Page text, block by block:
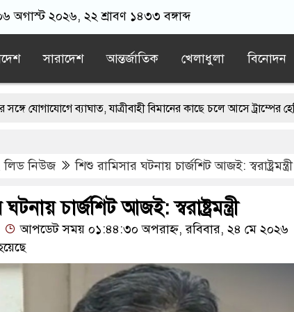
অগাস্ট ২০২৬, ২২ শ্রাবণ ১৪৩৩ বঙ্গাব্দ
সারাদেশ আন্তর্জাতিক খেলাধুলা বিনোদন
ব্যাঘাত, যাত্রীবাহী বিমানের কাছে চলে আসে ট্রাম্পের হেলিকপ্টার
‘ব্যর্থ রাষ্ট্রে’ পরিণত হয়েছে: সজীব ওয়াজেদ জয়
সূচনা ইন্টার মায়ামির
মিলল অতিমাত্রার অ্যান্টিবায়োটিক
লিড নিউজ শিশু রামিসার ঘটনায় চার্জশিট আজই: স্বরাষ্ট্রমন্ত্রী
চার্জশিট আজই: স্বরাষ্ট্রমন্ত্রী
আপডেট সময় ০১:৪৪:৩০ অপরাহ্ন, রবিবার, ২৪ মে ২০২৬